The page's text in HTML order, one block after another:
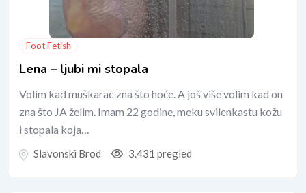
Foot Fetish
Lena – ljubi mi stopala
Volim kad muškarac zna što hoće. A još više volim kad on
zna što JA želim. Imam 22 godine, meku svilenkastu kožu
i stopala koja…
Slavonski Brod 3.431 pregled